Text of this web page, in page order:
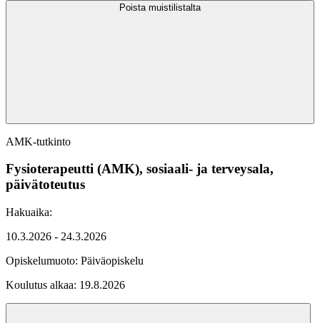
Poista muistilistalta
AMK-tutkinto
Fysioterapeutti (AMK), sosiaali- ja terveysala,
päivätoteutus
Hakuaika:
10.3.2026 - 24.3.2026
Opiskelumuoto: Päiväopiskelu
Koulutus alkaa: 19.8.2026